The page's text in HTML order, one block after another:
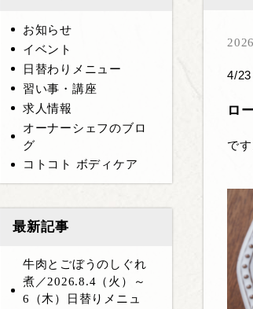
お知らせ
イベント
日替わりメニュー
習い事・講座
求人情報
オーナーシェフのブロ
グ
コトコト ボディケア
最新記事
牛肉とごぼうのしぐれ
煮／2026.8.4（火）～
6（木）日替りメニュ
4/23
ロ
です